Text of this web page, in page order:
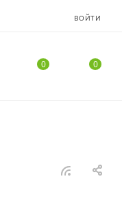
ВОЙТИ
0 0